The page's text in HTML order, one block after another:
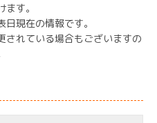
す。
現在の情報です。
されている場合もございますの